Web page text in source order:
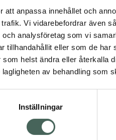
att anpassa innehållet och
Vi vidarebefordrar även
analysföretag som vi
tillhandahållit eller som de
helst ändra eller återkalla
av behandling som
Inställningar
Visa